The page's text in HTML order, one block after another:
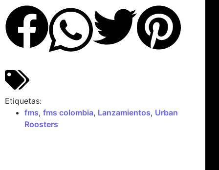
Etiquetas:
fms, fms colombia, Lanzamientos, Urban
Roosters